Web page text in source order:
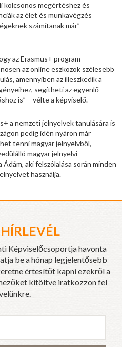
kölcsönös megértéshez és
az élet és munkavégzés
számítanak már” –
az Erasmus+ program
az online eszközök szélesebb
amennyiben az illeszkedik a
segítheti az egyenlő
is” – vélte a képviselő.
a nemzeti jelnyelvek tanulására is
pedig idén nyáron már
tenni magyar jelnyelvből,
magyar jelnyelvi
aki felszólalása során minden
használja.
Képviselőcsoportja havonta
be a hónap legjelentősebb
értesítőt kapni ezekről a
kitöltve iratkozzon fel